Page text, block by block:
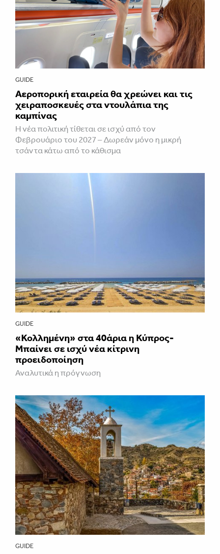
GUIDE
Αεροπορική εταιρεία θα χρεώνει και τις
χειραποσκευές στα ντουλάπια της
καμπίνας
Η νέα πολιτική τίθεται σε ισχύ από τον
Φεβρουάριο του 2027 – Δωρεάν μόνο η μικρή
τσάντα κάτω από το κάθισμα
GUIDE
«Κολλημένη» στα 40άρια η Κύπρος-
Μπαίνει σε ισχύ νέα κίτρινη
προειδοποίηση
Αναλυτικά η πρόγνωση
GUIDE